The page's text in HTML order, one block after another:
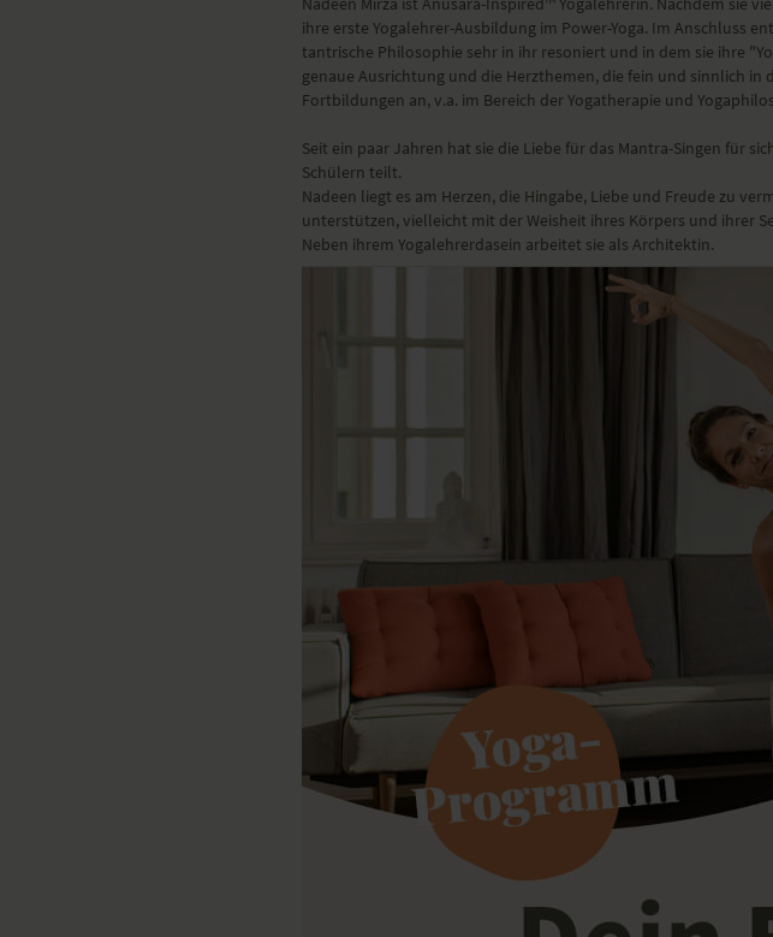
ihre erste Yogalehrer-Ausbildung im Power-Yoga. Im Anschluss
tantrische Philosophie sehr in ihr resoniert und in dem sie ihre
genaue Ausrichtung und die Herzthemen, die fein und sinnlich in
Fortbildungen an, v.a. im Bereich der Yogatherapie und
Seit ein paar Jahren hat sie die Liebe für das Mantra-Singen für
Schülern teilt.
Nadeen liegt es am Herzen, die Hingabe, Liebe und Freude zu
unterstützen, vielleicht mit der Weisheit ihres Körpers und ihrer
Neben ihrem Yogalehrerdasein arbeitet sie als Architektin.